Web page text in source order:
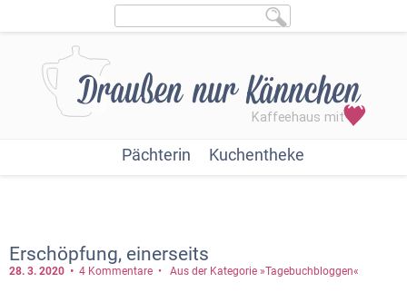
Pächterin Kuchentheke
Erschöpfung, einerseits
28. 3. 2020 4 Kommentare Aus der Kategorie »Tagebuchbloggen«